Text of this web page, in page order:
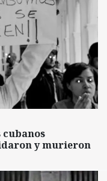
cubanos
y murieron